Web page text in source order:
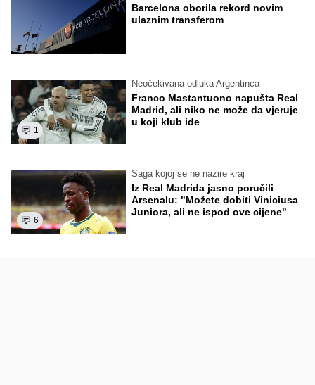
Barcelona oborila rekord novim
ulaznim transferom
1
Neočekivana odluka Argentinca
Franco Mastantuono napušta Real
Madrid, ali niko ne može da vjeruje
u koji klub ide
6
Saga kojoj se ne nazire kraj
Iz Real Madrida jasno poručili
Arsenalu: "Možete dobiti Viniciusa
Juniora, ali ne ispod ove cijene"